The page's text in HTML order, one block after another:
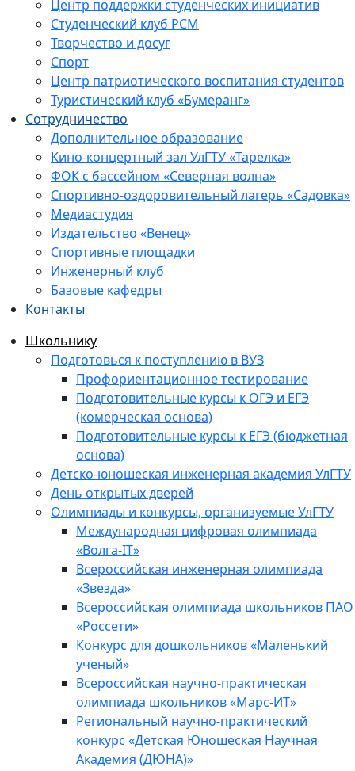
Центр поддержки студенческих инициатив
Студенческий клуб РСМ
Творчество и досуг
Спорт
Центр патриотического воспитания студентов
Туристический клуб «Бумеранг»
Сотрудничество
Дополнительное образование
Кино-концертный зал УлГТУ «Тарелка»
ФОК с бассейном «Северная волна»
Спортивно-оздоровительный лагерь «Садовка»
Медиастудия
Издательство «Венец»
Спортивные площадки
Инженерный клуб
Базовые кафедры
Контакты
Школьнику
Подготовься к поступлению в ВУЗ
Профориентационное тестирование
Подготовительные курсы к ОГЭ и ЕГЭ
(комерческая основа)
Подготовительные курсы к ЕГЭ (бюджетная
основа)
Детско-юношеская инженерная академия УлГТУ
День открытых дверей
Олимпиады и конкурсы, организуемые УлГТУ
Международная цифровая олимпиада
«Волга-IT»
Всероссийская инженерная олимпиада
«Звезда»
Всероссийская олимпиада школьников ПАО
«Россети»
Конкурс для дошкольников «Маленький
ученый»
Всероссийская научно-практическая
олимпиада школьников «Марс-ИТ»
Региональный научно-практический
конкурс «Детская Юношеская Научная
Академия (ДЮНА)»